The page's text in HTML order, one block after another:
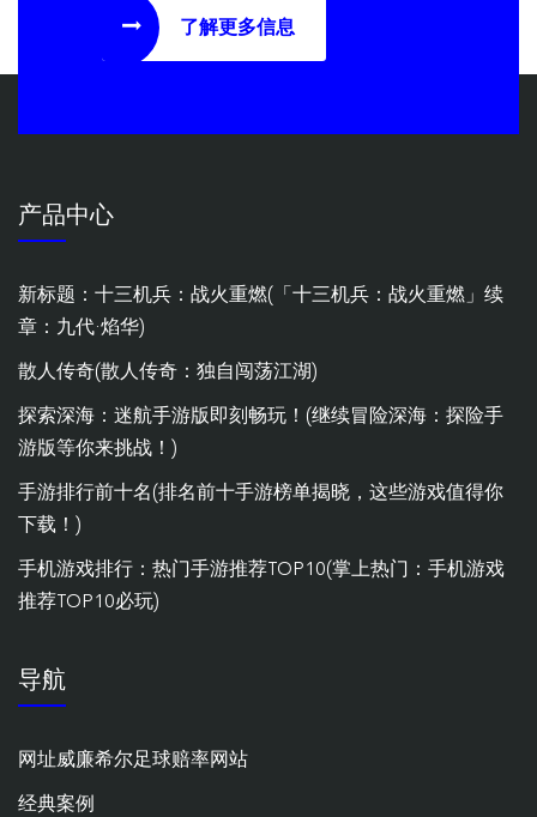
了解更多信息
产品中心
新标题：十三机兵：战火重燃(「十三机兵：战火重燃」续
章：九代·焰华)
散人传奇(散人传奇：独自闯荡江湖)
探索深海：迷航手游版即刻畅玩！(继续冒险深海：探险手
游版等你来挑战！)
手游排行前十名(排名前十手游榜单揭晓，这些游戏值得你
下载！)
手机游戏排行：热门手游推荐TOP10(掌上热门：手机游戏
推荐TOP10必玩)
导航
网址威廉希尔足球赔率网站
经典案例